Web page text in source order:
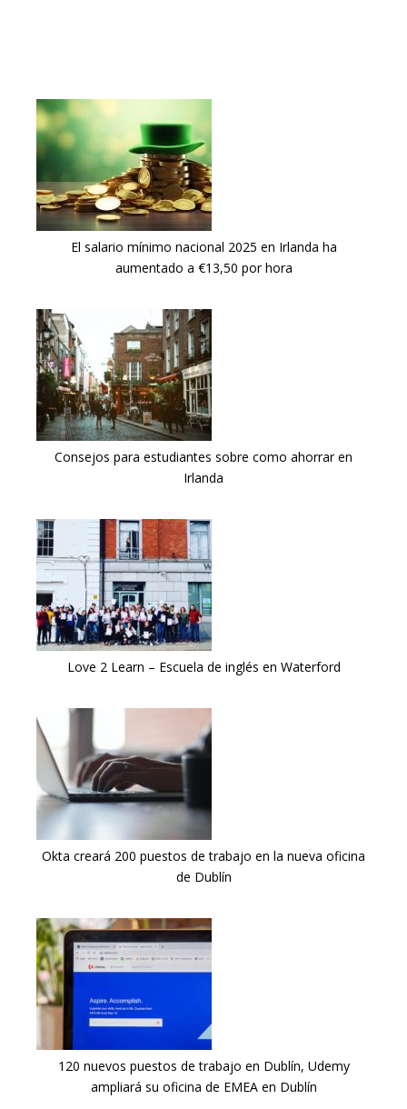
El salario mínimo nacional 2025 en Irlanda ha
aumentado a €13,50 por hora
Consejos para estudiantes sobre como ahorrar en
Irlanda
Love 2 Learn – Escuela de inglés en Waterford
Okta creará 200 puestos de trabajo en la nueva oficina
de Dublín
120 nuevos puestos de trabajo en Dublín, Udemy
ampliará su oficina de EMEA en Dublín